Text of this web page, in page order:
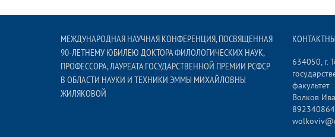
МЕЖДУНАРОДНАЯ НАУЧНАЯ КОНФЕРЕНЦИЯ, ПОСВЯЩЕННАЯ
90-ЛЕТНЕМУ ЮБИЛЕЮ ДОКТОРА ФИЛОЛОГИЧЕСКИХ НАУК,
ПРОФЕССОРА, ЛАУРЕАТА ГОСУДАРСТВЕННОЙ ПРЕМИИ РСФСР
В ОБЛАСТИ НАУКИ И ТЕХНИКИ ЭММЫ МИХАЙЛОВНЫ
ЖИЛЯКОВОЙ
634050, г.
факультет
Волков